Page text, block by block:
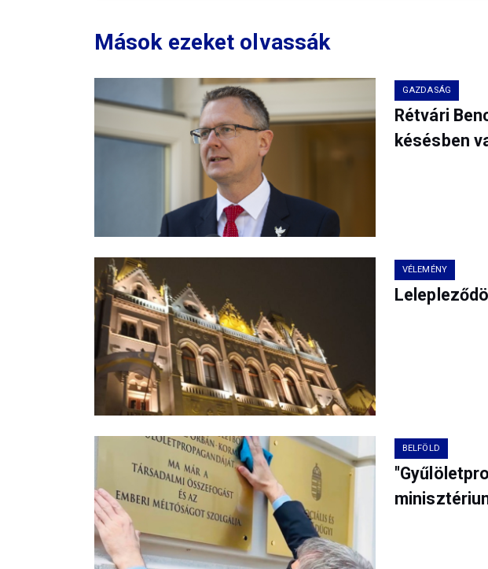
Mások ezeket olvassák
GAZDASÁG
Rétvári
késésben
VÉLEMÉNY
BELFÖLD